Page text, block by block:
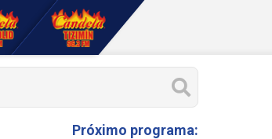
Próximo programa: